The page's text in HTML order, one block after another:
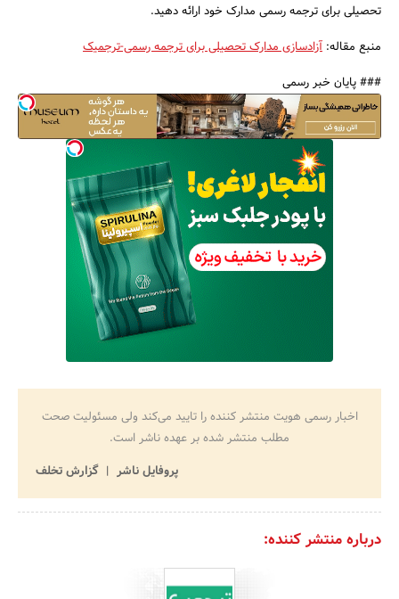
تحصیلی برای ترجمه رسمی مدارک خود ارائه دهید.
منبع مقاله: آزادسازی مدارک تحصیلی برای ترجمه رسمی-ترجمیک
### پایان خبر رسمی
اخبار رسمی هویت منتشر کننده را تایید می‌کند ولی مسئولیت صحت
مطلب منتشر شده بر عهده ناشر است.
پروفایل ناشر
گزارش تخلف
درباره منتشر کننده: